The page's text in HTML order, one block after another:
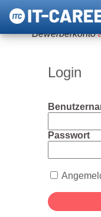
Um diese
Bewerberkonto
Login
Passwort